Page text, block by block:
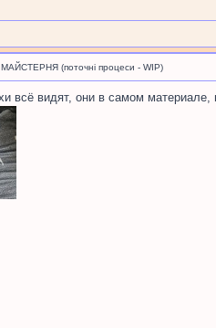
(поточні процеси - WIP)
всё видят, они в самом материале,